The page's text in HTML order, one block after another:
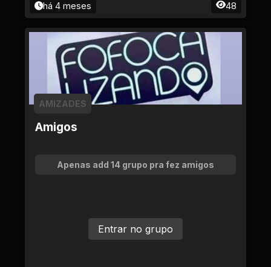
há 4 meses 48
Amigos
AMIZADES
Apenas add 14 grupo pra fez amigos
Entrar no grupo